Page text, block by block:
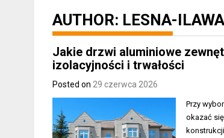
AUTHOR: LESNA-
Jakie drzwi aluminiowe
izolacyjności i trwałości
Posted on 29 czerwca 2026
Przy
okazać